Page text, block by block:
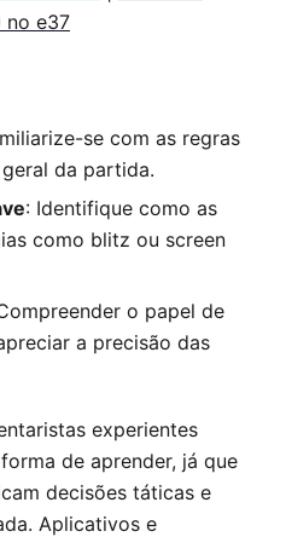
no e37
se com as regras
da partida.
: Identifique como as
como blitz ou screen
o papel de
a precisão das
experientes
de aprender, já que
decisões táticas e
Aplicativos e